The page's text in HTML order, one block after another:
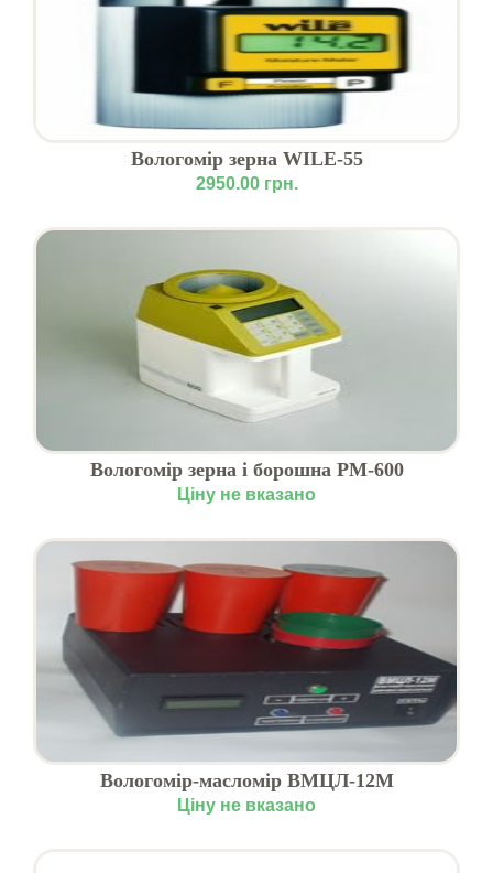
Вологомір зерна WILE-55
2950.00 грн.
Вологомір зерна і борошна РМ-600
Ціну не вказано
Вологомір-масломір ВМЦЛ-12М
Ціну не вказано